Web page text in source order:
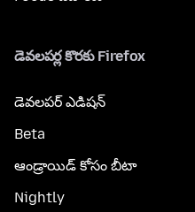
డెవలపర్ల కొరకు Firefox
డెవలపర్ ఎడిషన్
Beta
ఆండ్రాయిడ్ కోసం బీటా
Nightly